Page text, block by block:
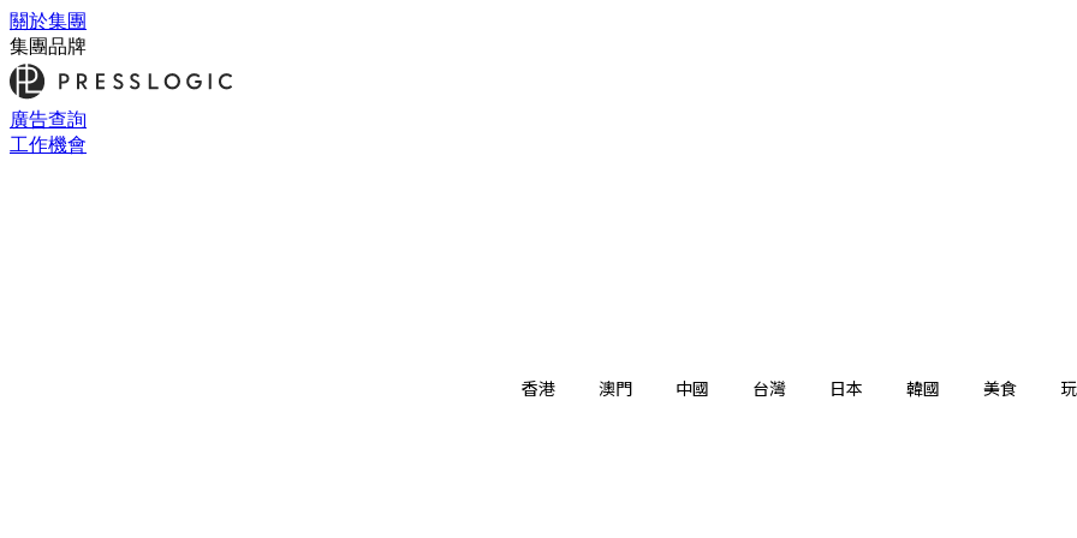
關於集團
集團品牌
廣告查詢
工作機會
香港 澳門 中國 台灣 日本 韓國 美食